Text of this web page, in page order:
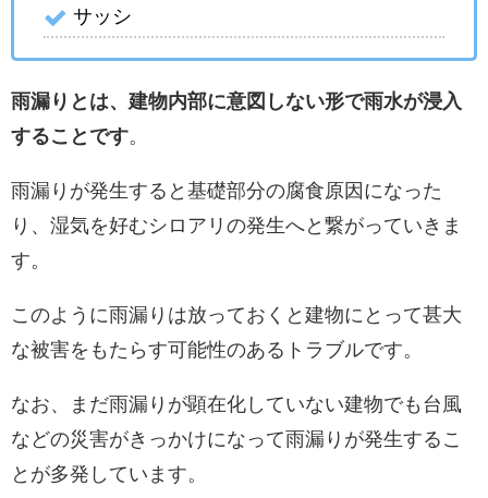
サッシ
雨漏りとは、建物内部に意図しない形で雨水が浸入
することです。
雨漏りが発生すると基礎部分の腐食原因になった
り、湿気を好むシロアリの発生へと繋がっていきま
す。
このように雨漏りは放っておくと建物にとって甚大
な被害をもたらす可能性のあるトラブルです。
なお、まだ雨漏りが顕在化していない建物でも台風
などの災害がきっかけになって雨漏りが発生するこ
とが多発しています。